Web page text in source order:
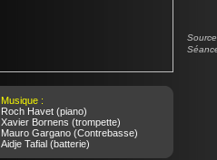
Musique :
Roch Havet (piano)
Xavier Bornens (trompette)
Mauro Gargano (Contrebasse)
Aidje Tafial (batterie)